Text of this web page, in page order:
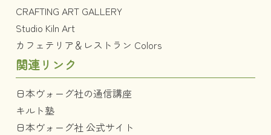
CRAFTING ART GALLERY
Studio Kiln Art
カフェテリア＆レストラン Colors
関連リンク
日本ヴォーグ社の通信講座
キルト塾
日本ヴォーグ社 公式サイト